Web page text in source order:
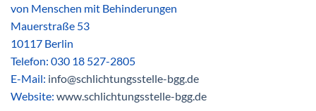
von Menschen mit Behinderungen
Mauerstraße 53
10117 Berlin
Telefon: 030 18 527-2805
E-Mail: info@schlichtungsstelle-bgg.de
Website: www.schlichtungsstelle-bgg.de